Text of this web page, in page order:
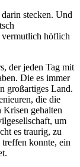
stecken. Und
vermutlich höflich
der jeden Tag mit
Die es immer
großartiges Land.
die die
Krisen gehalten
um
es traurig, zu
treffen konnte, ein